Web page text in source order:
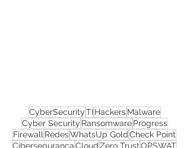
CyberSecurityTIHackersMalware